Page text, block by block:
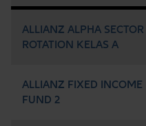
ALLIANZ ALPHA SECTOR
ROTATION KELAS A
ALLIANZ FIXED INCOME
FUND 2